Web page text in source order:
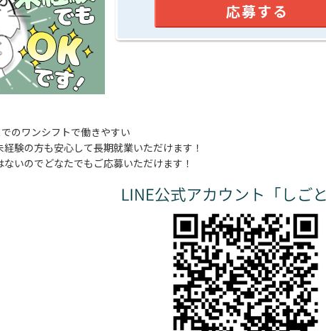
応募する
のワンシフトで働きやすい
経験の方も安心して長期就業いただけます！
ないのでどなたでもご応募いただけます！